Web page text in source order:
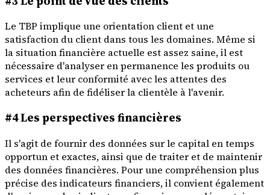
Le TBP implique une orientation client et une
satisfaction du client dans tous les domaines. Même si
la situation financière actuelle est assez saine, il est
nécessaire d'analyser en permanence les produits ou
services et leur conformité avec les attentes des
acheteurs afin de fidéliser la clientèle à l'avenir.
#4 Les perspectives financières
Il s'agit de fournir des données sur le capital en temps
opportun et exactes, ainsi que de traiter et de maintenir
des données financières. Pour une compréhension plus
précise des indicateurs financiers, il convient également